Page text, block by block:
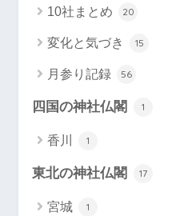
10社まとめ 20
変化と気づき 15
月参り記録 56
四国の神社仏閣 1
香川 1
東北の神社仏閣 17
宮城 1